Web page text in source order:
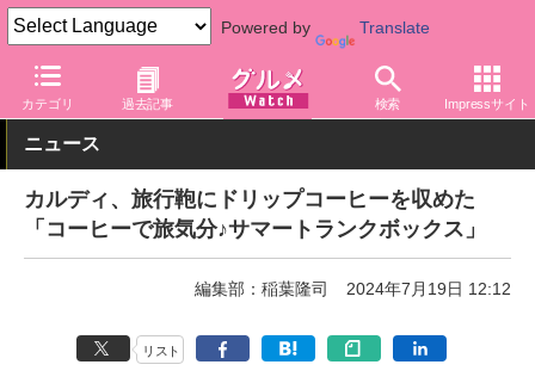
Powered by Translate
カテゴリ 過去記事 検索 Impressサイト
グルメ Watch 店舗 バラエティ カルディ
ニュース
カルディ、旅行鞄にドリップコーヒーを収めた
「コーヒーで旅気分♪サマートランクボックス」
編集部：稲葉隆司 2024年7月19日 12:12
リスト